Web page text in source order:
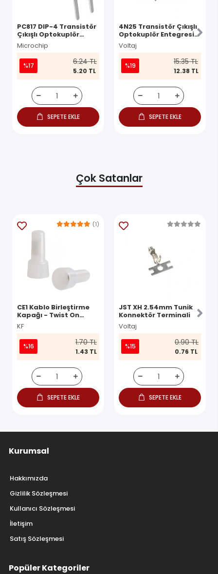
PC817 DIP-4 Transistör
Çıkışlı Optokuplör
Entegresi
Microchip
%17 6.24 TL
5.20 TL
SEPETE EKLE
4N25 Transistör Çıkışlı
Optokuplör Entegresi
DIP-6
Voltaj
%19 15.35 TL
12.38 TL
SEPETE EKLE
Çok Satanlar
CE1 Kablo Birleştirme
Kapağı - Twist On
Konnektör
KF
(1)
%16 1.70 TL
1.43 TL
SEPETE EKLE
JST XH 2.54mm Tunik
Konnektör Terminali
Voltaj
%15 0.90 TL
0.76 TL
SEPETE EKLE
Kurumsal
Hakkımızda
Gizlilik Sözleşmesi
Kullanıcı Sözleşmesi
İletişim
Satış Sözleşmesi
Popüler Kategoriler